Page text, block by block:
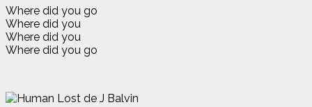
Where did you go
Where did you
Where did you
Where did you go